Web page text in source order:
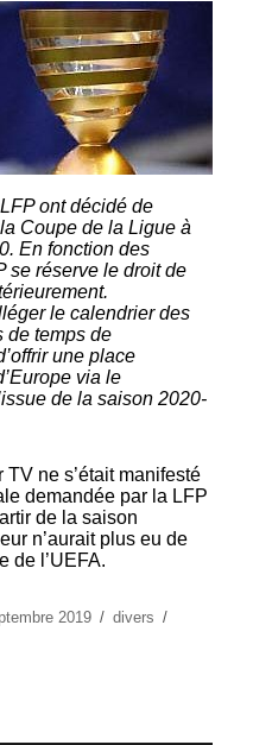
ont décidé de
Coupe de la Ligue à
En fonction des
se réserve le droit de
le calendrier des
de temps de
une place
via le
de la saison 2020-
TV ne s’était manifesté
demandée par la LFP
de la saison
n’aurait plus eu de
de l’UEFA.
2019 Catégories
divers